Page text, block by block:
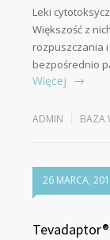
Leki
Większość z
rozpuszczania
bezpośrednio
Więcej
ADMIN BAZA
26 MARCA,